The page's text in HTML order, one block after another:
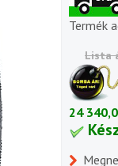
Termék
Lista
24